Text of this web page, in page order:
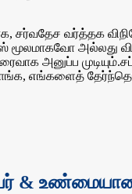
சர்வதேச வர்த்தக
அல்லது
அனுப்ப
எங்களைத்
&